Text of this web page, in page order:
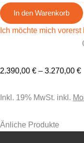
In den Warenkorb
Ich möchte mich vorerst
2.390,00 € – 3.270,00 €
Inkl. 19% MwSt. inkl.
Änliche Produkte